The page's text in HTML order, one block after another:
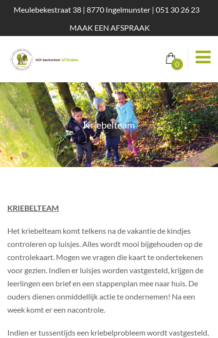
Meulebekestraat 38 | 8770 Ingelmunster | 051 30 26 23
MAAK EEN AFSPRAAK
0
Kriebelteam
KRIEBELTEAM
Het kriebelteam komt telkens na de vakantie de kindjes
controleren op luisjes. Alles wordt mooi bijgehouden op de
controlekaart. Mogen we vragen die kaart te ondertekenen
voor gezien. Indien er luisjes worden vastgesteld, krijgen de
leerlingen een brief en een stappenplan mee naar huis. De
ouders dienen onmiddellijk actie te ondernemen! Na een
week komt er een nacontrole.
Indien er tussentijds een kriebelprobleem wordt vastgesteld,